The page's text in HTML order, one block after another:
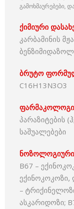
გამოხმაურებები,
ქიმიური
კარბამინის
ბრუტო
C16H13N3O3
პარაზიტების
საშუალებები
ნოზოლოგიური
B67 –
ექინოკოკოზი,
–
ასკარიდოზი;